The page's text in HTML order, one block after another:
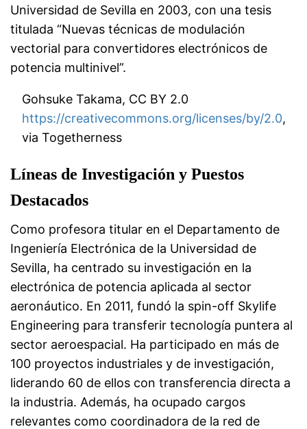
Universidad de Sevilla en 2003, con una tesis
titulada “Nuevas técnicas de modulación
vectorial para convertidores electrónicos de
potencia multinivel”.
Gohsuke Takama, CC BY 2.0
https://creativecommons.org/licenses/by/2.0,
via Togetherness
Líneas de Investigación y Puestos
Destacados
Como profesora titular en el Departamento de
Ingeniería Electrónica de la Universidad de
Sevilla, ha centrado su investigación en la
electrónica de potencia aplicada al sector
aeronáutico. En 2011, fundó la spin-off Skylife
Engineering para transferir tecnología puntera al
sector aeroespacial. Ha participado en más de
100 proyectos industriales y de investigación,
liderando 60 de ellos con transferencia directa a
la industria. Además, ha ocupado cargos
relevantes como coordinadora de la red de